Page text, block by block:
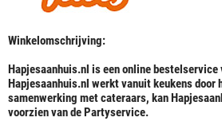
Winkelomschrijving:
Hapjesaanhuis.nl is een online
Hapjesaanhuis.nl werkt vanuit keukens door
samenwerking met cateraars, kan
voorzien van de Partyservice.